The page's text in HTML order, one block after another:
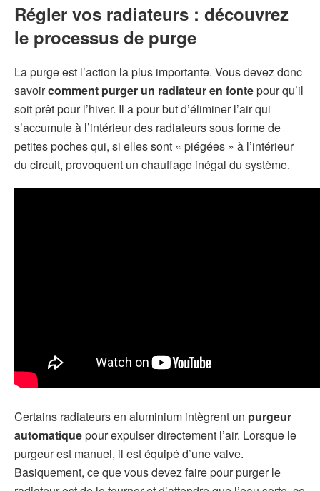
Régler vos radiateurs : découvrez
le processus de purge
La purge est l’action la plus importante. Vous devez donc
savoircomment purger un radiateur en fontepour qu’il
soit prêt pour l’hiver. Il a pour but d’éliminer l’air qui
s’accumule à l’intérieur des radiateurs sous forme de
petites poches qui, si elles sont « piégées » à l’intérieur
du circuit, provoquent un chauffage inégal du système.
Certains radiateurs en aluminium intègrent un purgeur
automatiquepour expulser directement l’air. Lorsque le
purgeur est manuel, il est équipé d’une valve.
Basiquement, ce que vous devez faire pour purger le